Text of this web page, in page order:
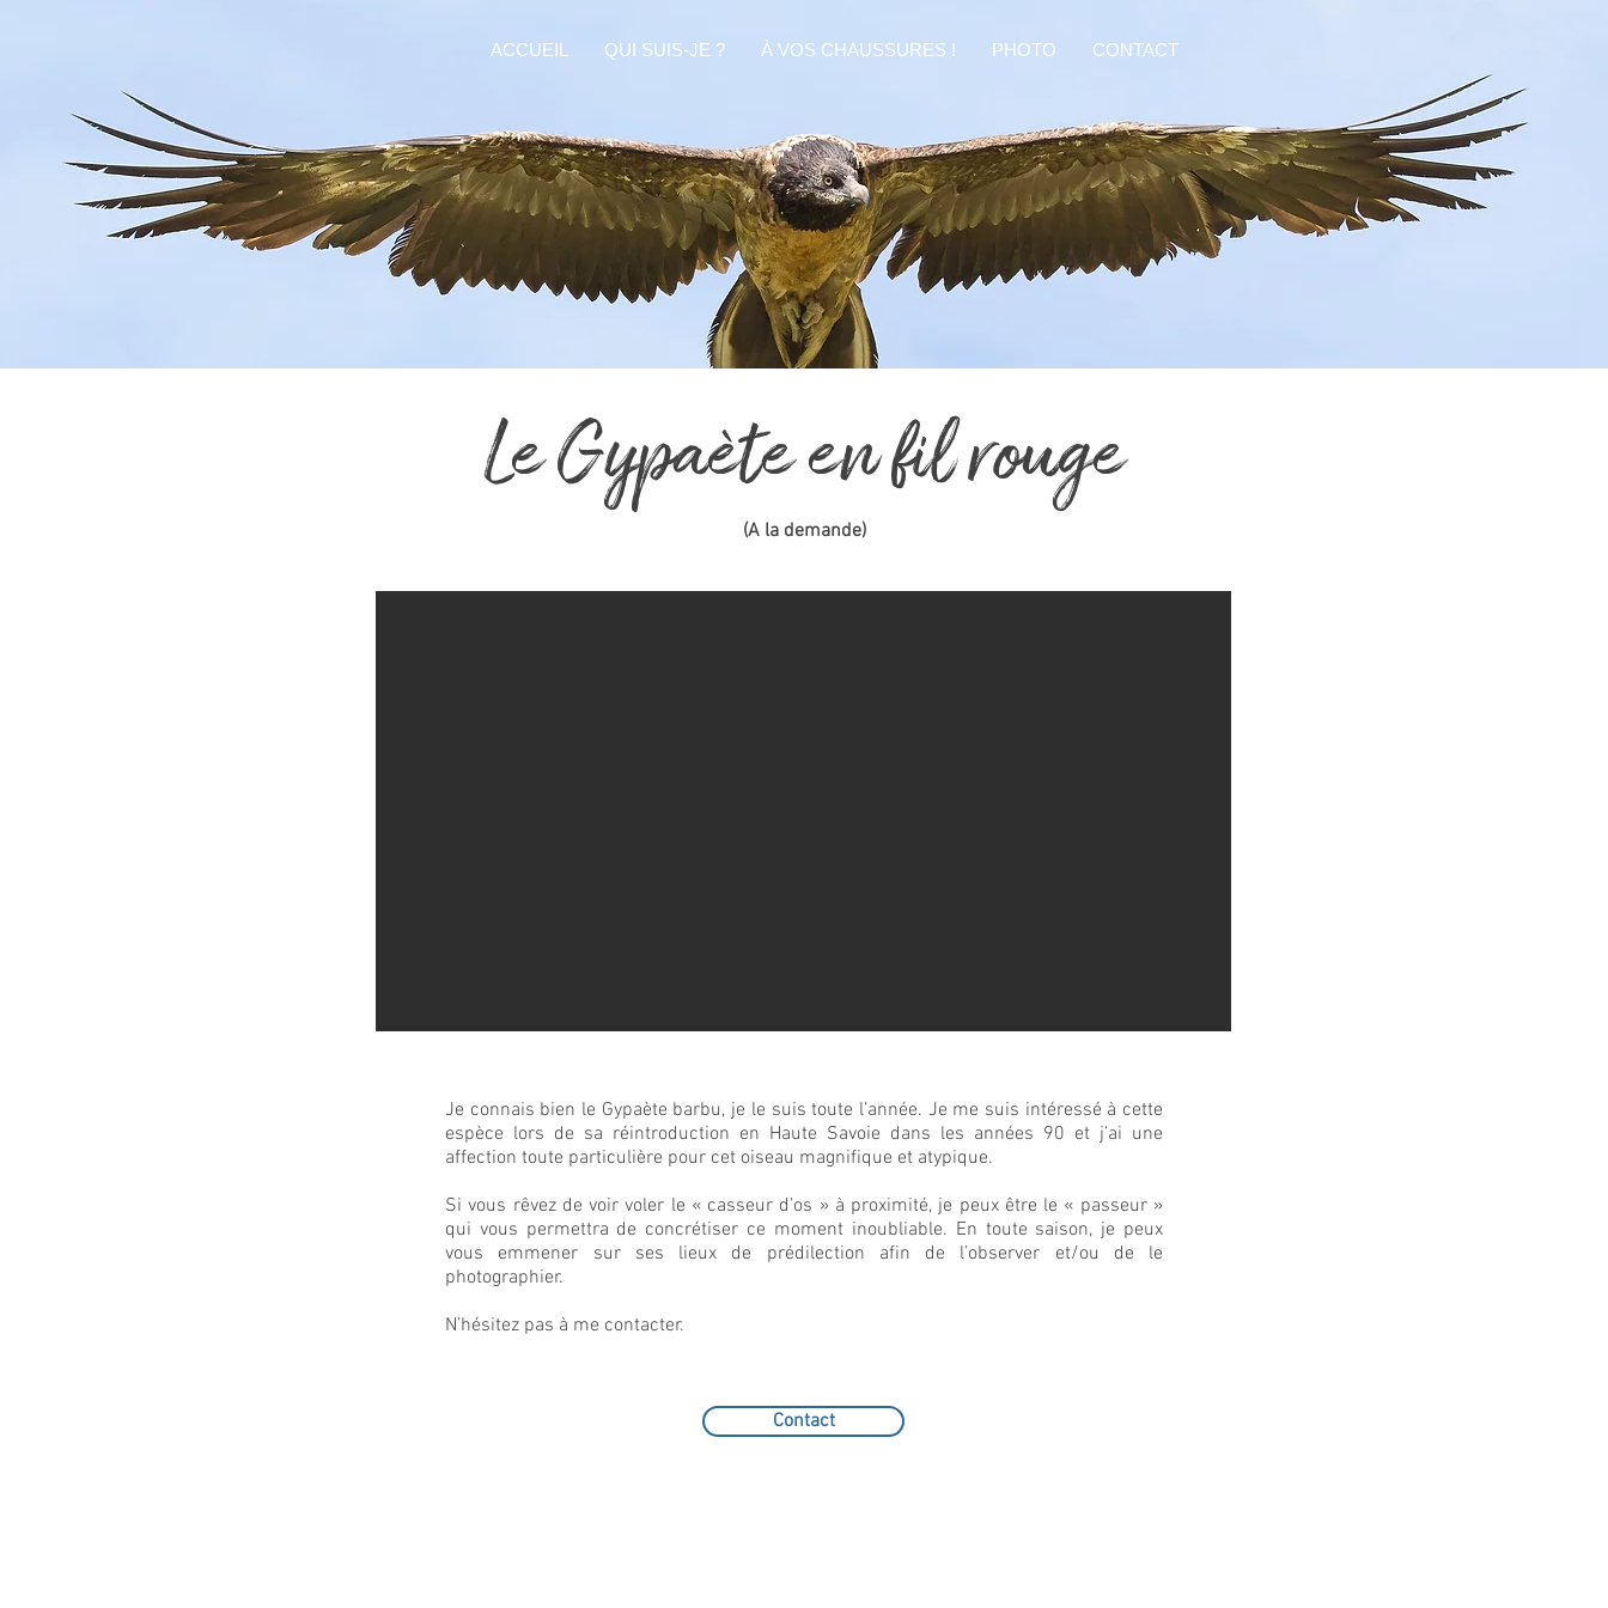
ACCUEIL QUI SUIS-JE ? À VOS CHAUSSURES ! PHOTO CONTACT
LeGypaète en fil rouge
(A la demande)
Je connais bien le Gypaète barbu, je le suis toute l’année. Je me suis intéressé à cette
espèce lors de sa réintroduction en Haute Savoie dans les années 90 et j’ai une
affection toute particulière pour cet oiseau magnifique et atypique.
Si vous rêvez de voir voler le « casseur d’os » à proximité, je peux être le « passeur »
qui vous permettra de concrétiser ce moment inoubliable. En toute saison, je peux
vous emmener sur ses lieux de prédilection afin de l’observer et/ou de le
photographier.
N’hésitez pas à me contacter.
Contact